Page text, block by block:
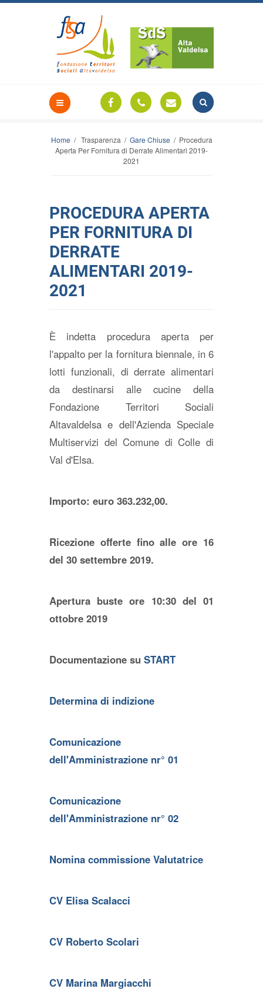
Home / Trasparenza / Gare Chiuse / Procedura
Aperta Per Fornitura di Derrate Alimentari 2019-
2021
PROCEDURA APERTA
PER FORNITURA DI
DERRATE
ALIMENTARI 2019-
2021
È indetta procedura aperta per
l'appalto per la fornitura biennale, in 6
lotti funzionali, di derrate alimentari
da destinarsi alle cucine della
Fondazione Territori Sociali
Altavaldelsa e dell'Azienda Speciale
Multiservizi del Comune di Colle di
Val d'Elsa.
Importo: euro 363.232,00.
Ricezione offerte fino alle ore 16
del 30 settembre 2019.
Apertura buste ore 10:30 del 01
ottobre 2019
Documentazione su START
Determina di indizione
Comunicazione
dell'Amministrazione nr° 01
Comunicazione
dell'Amministrazione nr° 02
Nomina commissione Valutatrice
CV Elisa Scalacci
CV Roberto Scolari
CV Marina Margiacchi